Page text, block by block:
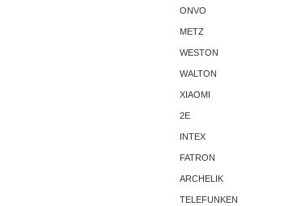
ONVO
METZ
WESTON
WALTON
XIAOMI
2E
INTEX
FATRON
ARCHELIK
TELEFUNKEN